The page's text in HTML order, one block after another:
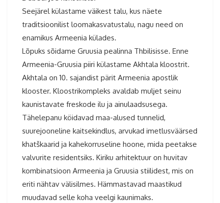
Seejärel külastame väikest talu, kus näete
traditsioonilist loomakasvatustalu, nagu need on
enamikus Armeenia külades.
Lõpuks sõidame Gruusia pealinna Thbilisisse. Enne
Armeenia-Gruusia piiri külastame Akhtala kloostrit.
Akhtala on 10. sajandist pärit Armeenia apostlik
klooster. Kloostrikompleks avaldab muljet seinu
kaunistavate freskode ilu ja ainulaadsusega.
Tähelepanu köidavad maa-alused tunnelid,
suurejooneline kaitsekindlus, arvukad imetlusväärsed
khatškaarid ja kahekorruseline hoone, mida peetakse
valvurite residentsiks. Kiriku arhitektuur on huvitav
kombinatsioon Armeenia ja Gruusia stiilidest, mis on
eriti nähtav välisilmes. Hämmastavad maastikud
muudavad selle koha veelgi kaunimaks.